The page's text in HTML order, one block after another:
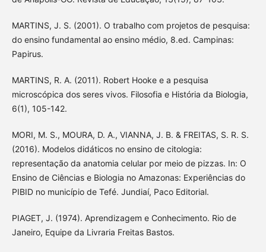
MARTINS, J. S. (2001). O trabalho com projetos de pesquisa:
do ensino fundamental ao ensino médio, 8.ed. Campinas:
Papirus.
MARTINS, R. A. (2011). Robert Hooke e a pesquisa
microscópica dos seres vivos. Filosofia e História da Biologia,
6(1), 105-142.
MORI, M. S., MOURA, D. A., VIANNA, J. B. & FREITAS, S. R. S.
(2016). Modelos didáticos no ensino de citologia:
representação da anatomia celular por meio de pizzas. In: O
Ensino de Ciências e Biologia no Amazonas: Experiências do
PIBID no município de Tefé. Jundiaí, Paco Editorial.
PIAGET, J. (1974). Aprendizagem e Conhecimento. Rio de
Janeiro, Equipe da Livraria Freitas Bastos.